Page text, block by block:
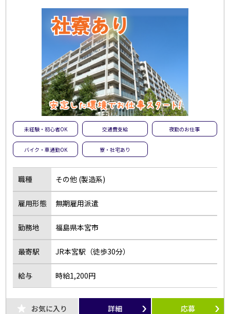
未経験・初心者OK 交通費支給 夜勤のお仕事
バイク・車通勤OK 寮・社宅あり
職種 その他 (製造系)
雇用形態 無期雇用派遣
勤務地 福島県本宮市
最寄駅 JR本宮駅（徒歩30分）
給与 時給1,200円
お気に入り 詳細 応募